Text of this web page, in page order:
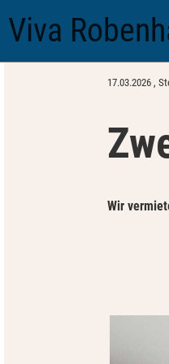
Viva
17.03.2026 ,
Wir